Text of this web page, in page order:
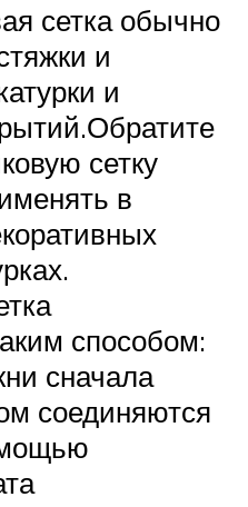
сетка обычно
и
и
сетку
в
способом:
сначала
соединяются